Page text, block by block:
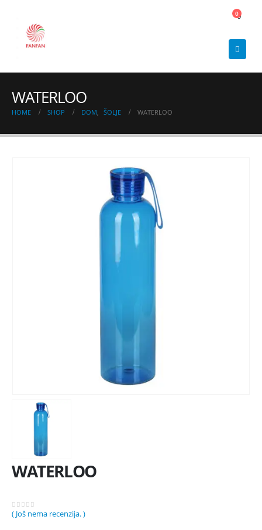
00
WATERLOO
HOME SHOP DOM, ŠOLJE WATERLOO
WATERLOO
0 out of 5
( Još nema recenzija. )